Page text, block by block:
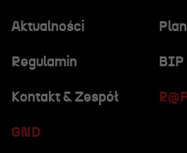
Aktualności
Regulamin BIP
GND
Kontakt & Zespół